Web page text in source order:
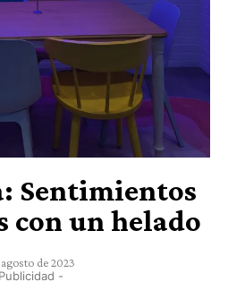
Sentimientos
con un helado
agosto de 2023
-